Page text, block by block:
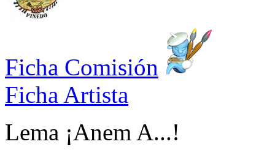
Ficha Comisión
Ficha Artista
Lema ¡Anem A...!